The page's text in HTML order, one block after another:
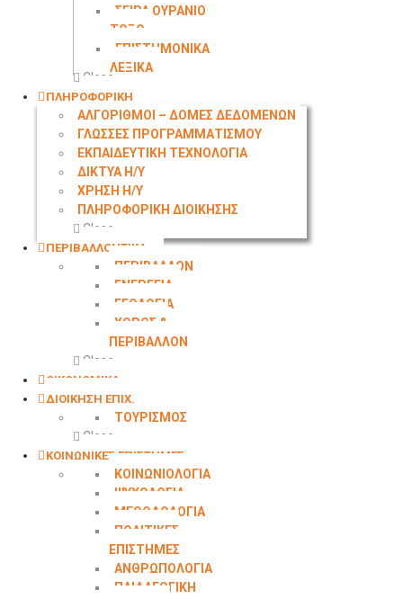
ΣΕΙΡΑ ΟΥΡΑΝΙΟ
ΤΟΞΟ
ΕΠΙΣΤΗΜΟΝΙΚΑ
ΛΕΞΙΚΑ
Close
ΠΛΗΡΟΦΟΡΙΚΗ
ΑΛΓΟΡΙΘΜΟΙ – ΔΟΜΕΣ ΔΕΔΟΜΕΝΩΝ
ΓΛΩΣΣΕΣ ΠΡΟΓΡΑΜΜΑΤΙΣΜΟΥ
ΕΚΠΑΙΔΕΥΤΙΚΗ ΤΕΧΝΟΛΟΓΙΑ
ΔΙΚΤΥΑ Η/Υ
ΧΡΗΣΗ Η/Υ
ΠΛΗΡΟΦΟΡΙΚΗ ΔΙΟΙΚΗΣΗΣ
Close
ΠΕΡΙΒΑΛΛΟΝΤΙΚΑ
ΠΕΡΙΒΑΛΛΟΝ
ΕΝΕΡΓΕΙΑ
ΓΕΩΛOΓΙΑ
ΧΩΡΟΣ &
ΠΕΡΙΒΑΛΛΟΝ
Close
ΟΙΚΟΝΟΜΙΚΑ
ΔΙΟΙΚΗΣΗ ΕΠΙΧ.
ΤΟΥΡΙΣΜΟΣ
Close
ΚΟΙΝΩΝΙΚΕΣ ΕΠΙΣΤΗΜΕΣ
ΚΟΙΝΩΝΙΟΛΟΓΙΑ
ΨΥΧΟΛΟΓΙΑ
ΜΕΘΟΔΟΛΟΓΙΑ
ΠΟΛΙΤΙΚΕΣ
ΕΠΙΣΤΗΜΕΣ
ΑΝΘΡΩΠΟΛΟΓΙΑ
ΠΑΙΔΑΓΩΓΙΚΗ